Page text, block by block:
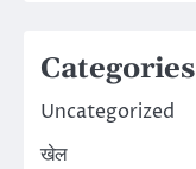
Categories
Uncategorized
खेल